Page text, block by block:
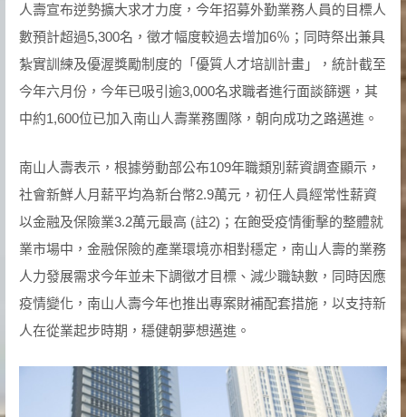
人壽宣布逆勢擴大求才力度，今年招募外勤業務人員的目標人
數預計超過5,300名，徵才幅度較過去增加6％；同時祭出兼具
紮實訓練及優渥獎勵制度的「優質人才培訓計畫」，統計截至
今年六月份，今年已吸引逾3,000名求職者進行面談篩選，其
中約1,600位已加入南山人壽業務團隊，朝向成功之路邁進。
南山人壽表示，根據勞動部公布109年職類別薪資調查顯示，
社會新鮮人月薪平均為新台幣2.9萬元，初任人員經常性薪資
以金融及保險業3.2萬元最高 (註2)；在飽受疫情衝擊的整體就
業市場中，金融保險的產業環境亦相對穩定，南山人壽的業務
人力發展需求今年並未下調徵才目標、減少職缺數，同時因應
疫情變化，南山人壽今年也推出專案財補配套措施，以支持新
人在從業起步時期，穩健朝夢想邁進。